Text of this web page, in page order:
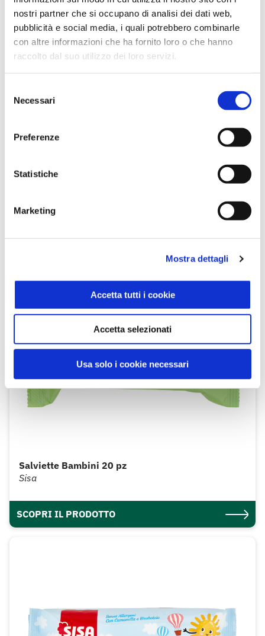
nostri partner che si occupano di analisi dei dati web,
pubblicità e social media, i quali potrebbero combinarle
con altre informazioni che ha fornito loro o che hanno
raccolto dal suo utilizzo dei loro servizi.
delNecessari
Preferenze
Statistiche
Marketing
Mostra dettagli
Accetta tutti i cookie
Accetta selezionati
Usa solo i cookie necessari
Pannolini Midi Taglia 3 4-9 Kg 20 pz
Sisa
SCOPRI IL PRODOTTO
Salviette Bambini 20 pz
Sisa
SCOPRI IL PRODOTTO